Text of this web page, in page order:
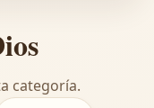
categoría.